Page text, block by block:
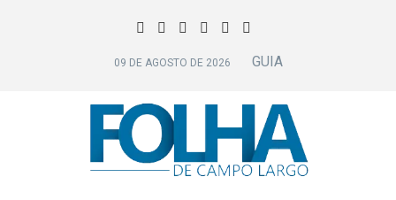
09 DE AGOSTO DE 2026 GUIA